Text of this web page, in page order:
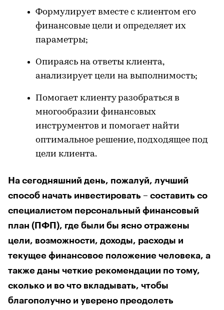
Формулирует вместе с клиентом его
финансовые цели и определяет их
параметры;
Опираясь на ответы клиента,
анализирует цели на выполнимость;
Помогает клиенту разобраться в
многообразии финансовых
инструментов и помогает найти
оптимальное решение, подходящее под
цели клиента.
На сегодняшний день, пожалуй, лучший
способ начать инвестировать – составить со
специалистом персональный финансовый
план (ПФП), где были бы ясно отражены
цели, возможности, доходы, расходы и
текущее финансовое положение человека, а
также даны четкие рекомендации по тому,
сколько и во что вкладывать, чтобы
благополучно и уверено преодолеть